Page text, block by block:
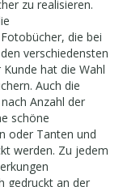
zu realisieren.
die bei
verschiedensten
hat die Wahl
Auch die
Anzahl der
schöne
oder Tanten und
werden. Zu jedem
gedruckt an der